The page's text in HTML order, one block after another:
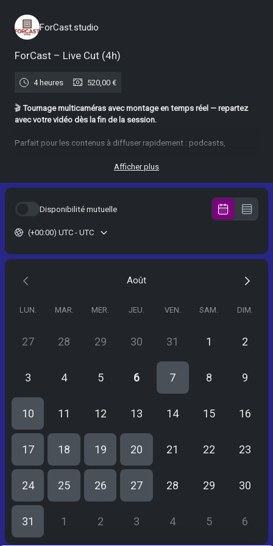
ForCast.studio
ForCast – Live Cut (4h)
4 heures 520,00 €
🎬Tournage multicaméras avec montage en temps réel — repartez
avec votre vidéo dès la fin de la session.
Parfait pour les contenus à diffuser rapidement : podcasts,
– Studio équipé 3 caméras + son et lumière
– Fichier exporté et remis immédiatement
🕘 Merci d’arriver 10 minutes avant le début de votre session.
Afficher plus
Disponibilité mutuelle
(+00:00) UTC - UTC
Août
LUN. MAR. MER. JEU. VEN. SAM. DIM.
27 28 29 30 31 1 2
3 4 5 6 7 8 9
10 11 12 13 14 15 16
17 18 19 20 21 22 23
24 25 26 27 28 29 30
31 1 2 3 4 5 6